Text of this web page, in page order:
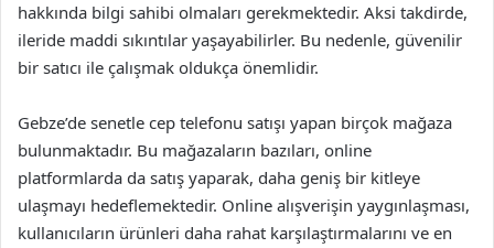
hakkında bilgi sahibi olmaları gerekmektedir. Aksi takdirde,
ileride maddi sıkıntılar yaşayabilirler. Bu nedenle, güvenilir
bir satıcı ile çalışmak oldukça önemlidir.
Gebze’de senetle cep telefonu satışı yapan birçok mağaza
bulunmaktadır. Bu mağazaların bazıları, online
platformlarda da satış yaparak, daha geniş bir kitleye
ulaşmayı hedeflemektedir. Online alışverişin yaygınlaşması,
kullanıcıların ürünleri daha rahat karşılaştırmalarını ve en